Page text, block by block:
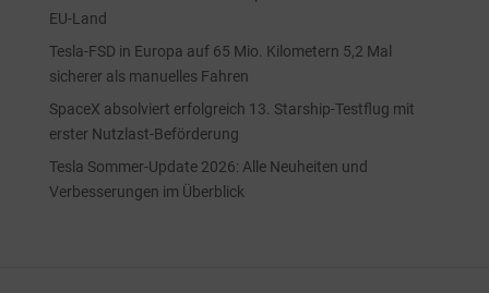
EU-Land
Tesla-FSD in Europa auf 65 Mio. Kilometern 5,2 Mal
sicherer als manuelles Fahren
SpaceX absolviert erfolgreich 13. Starship-Testflug mit
erster Nutzlast-Beförderung
Tesla Sommer-Update 2026: Alle Neuheiten und
Verbesserungen im Überblick